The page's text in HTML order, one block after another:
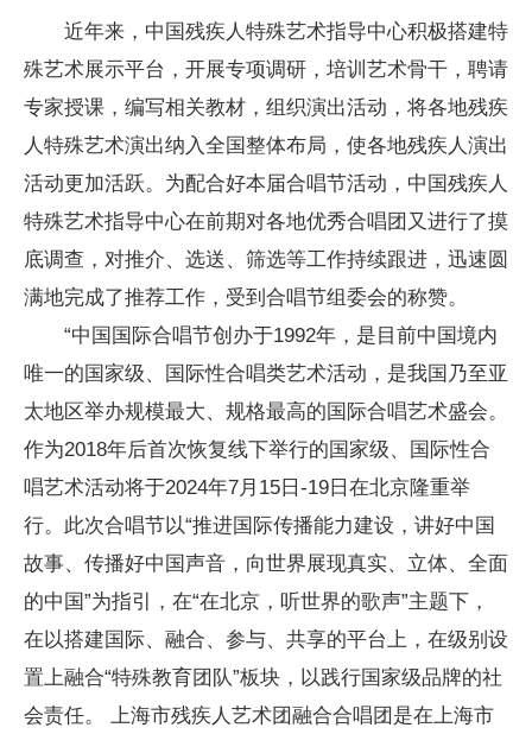
近年来，中国残疾人特殊艺术指导中心积极搭建特
殊艺术展示平台，开展专项调研，培训艺术骨干，聘请
专家授课，编写相关教材，组织演出活动，将各地残疾
人特殊艺术演出纳入全国整体布局，使各地残疾人演出
活动更加活跃。为配合好本届合唱节活动，中国残疾人
特殊艺术指导中心在前期对各地优秀合唱团又进行了摸
底调查，对推介、选送、筛选等工作持续跟进，迅速圆
满地完成了推荐工作，受到合唱节组委会的称赞。
“中国国际合唱节创办于1992年，是目前中国境内
唯一的国家级、国际性合唱类艺术活动，是我国乃至亚
太地区举办规模最大、规格最高的国际合唱艺术盛会。
作为2018年后首次恢复线下举行的国家级、国际性合
唱艺术活动将于2024年7月15日-19日在北京隆重举
行。此次合唱节以“推进国际传播能力建设，讲好中国
故事、传播好中国声音，向世界展现真实、立体、全面
的中国”为指引，在“在北京，听世界的歌声”主题下，
在以搭建国际、融合、参与、共享的平台上，在级别设
置上融合“特殊教育团队”板块，以践行国家级品牌的社
会责任。 上海市残疾人艺术团融合合唱团是在上海市